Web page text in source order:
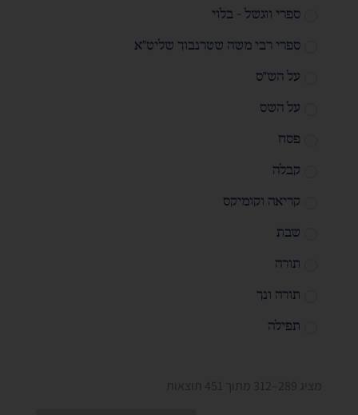
ספרי ווגשל - בלוי
ספרי רבי משה שטרנבוך שליט"א
על הש"ס
על השס
פסח
קבלה
קריאה וקומיקס
שבת
תורה
תורה ונך
תפילה
מציג 289–312 מתוך 451 תוצאות